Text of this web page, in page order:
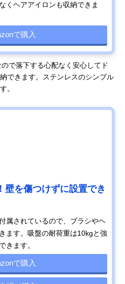
くヘアアイロンも収納できま
で購入
で落下する心配なく安心してド
できます。ステンレスのシンプル
。
壁を傷つけずに設置でき
属されているので、ブラシやヘ
ます。吸盤の耐荷重は10kgと強
きます。
で購入